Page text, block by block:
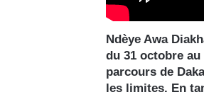
Ndèye Awa
du 31 octobre
parcours de
les limites. En